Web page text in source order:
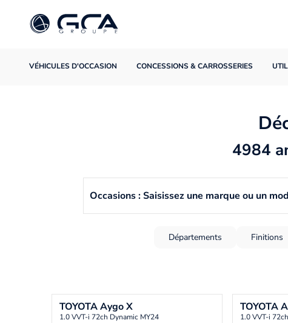
VÉHICULES D'OCCASION CONCESSIONS & CARROSSERIES
4984
Occasions : Saisissez une marque ou un
Départements Finitions
TOYOTAAygo X
1.0 VVT-i 72ch Dynamic MY24
TOYOTA
1.0 VVT-i